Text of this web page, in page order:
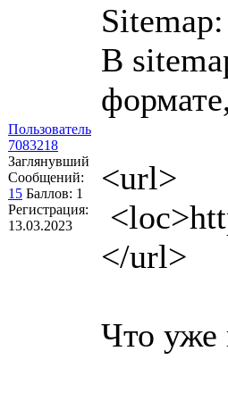
Пользователь
7083218
Заглянувший
Сообщений:
15 Баллов: 1
Регистрация:
13.03.2023
Sitemap:
В
<url>
</url>
Что уже